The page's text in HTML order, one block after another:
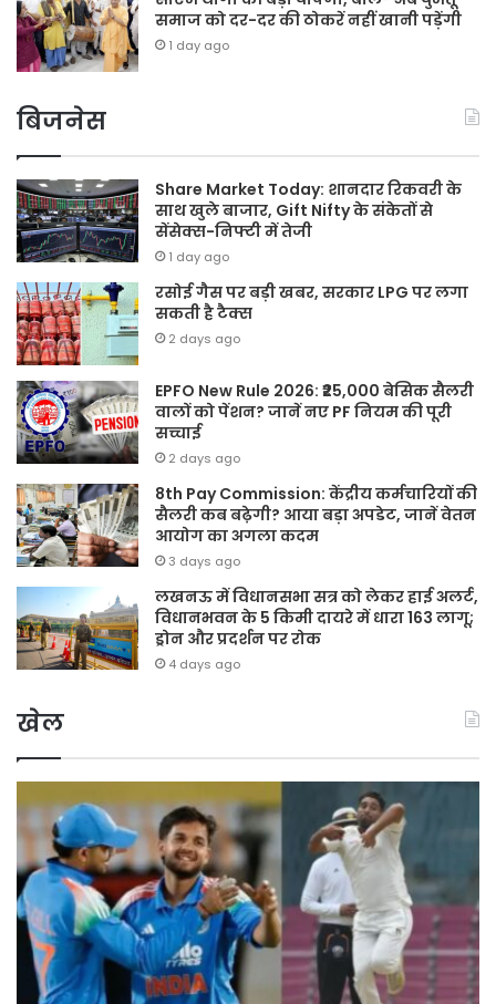
समाज को दर-दर की ठोकरें नहीं खानी पड़ेंगी
1 day ago
बिजनेस
Share Market Today: शानदार रिकवरी के
साथ खुले बाजार, Gift Nifty के संकेतों से
सेंसेक्स-निफ्टी में तेजी
1 day ago
रसोई गैस पर बड़ी खबर, सरकार LPG पर लगा
सकती है टैक्स
2 days ago
EPFO New Rule 2026: ₹25,000 बेसिक सैलरी
वालों को पेंशन? जानें नए PF नियम की पूरी
सच्चाई
2 days ago
8th Pay Commission: केंद्रीय कर्मचारियों की
सैलरी कब बढ़ेगी? आया बड़ा अपडेट, जानें वेतन
आयोग का अगला कदम
3 days ago
लखनऊ में विधानसभा सत्र को लेकर हाई अलर्ट,
विधानभवन के 5 किमी दायरे में धारा 163 लागू;
ड्रोन और प्रदर्शन पर रोक
4 days ago
खेल